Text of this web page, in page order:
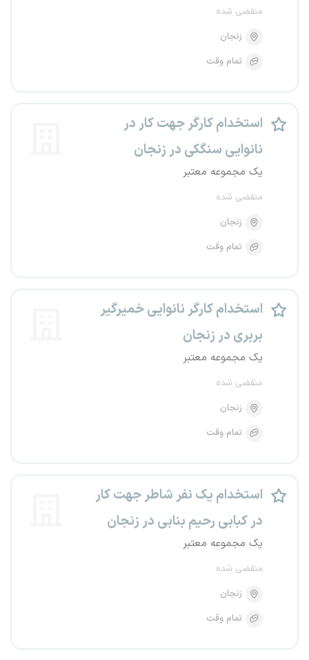
منقضی شده
زنجان
تمام وقت
استخدام کارگر جهت کار در
نانوایی سنگکی در زنجان
یک مجموعه معتبر
منقضی شده
زنجان
تمام وقت
استخدام کارگر نانوایی خمیرگیر
بربری در زنجان
یک مجموعه معتبر
منقضی شده
زنجان
تمام وقت
استخدام یک نفر شاطر جهت کار
در کبابی رحیم بنابی در زنجان
یک مجموعه معتبر
منقضی شده
زنجان
تمام وقت